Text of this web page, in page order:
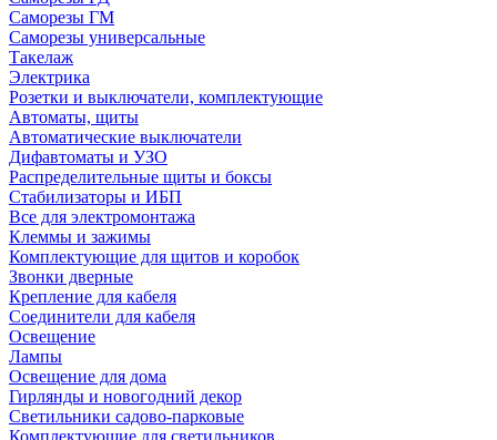
Саморезы ГМ
Саморезы универсальные
Такелаж
Электрика
Розетки и выключатели, комплектующие
Автоматы, щиты
Автоматические выключатели
Дифавтоматы и УЗО
Распределительные щиты и боксы
Стабилизаторы и ИБП
Все для электромонтажа
Клеммы и зажимы
Комплектующие для щитов и коробок
Звонки дверные
Крепление для кабеля
Соединители для кабеля
Освещение
Лампы
Освещение для дома
Гирлянды и новогодний декор
Светильники садово-парковые
Комплектующие для светильников